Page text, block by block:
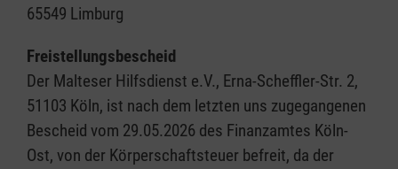
65549 Limburg
Freistellungsbescheid
Der Malteser Hilfsdienst e.V., Erna-Scheffler-Str. 2,
51103 Köln, ist nach dem letzten uns zugegangenen
Bescheid vom 29.05.2026 des Finanzamtes Köln-
Ost, von der Körperschaftsteuer befreit, da der